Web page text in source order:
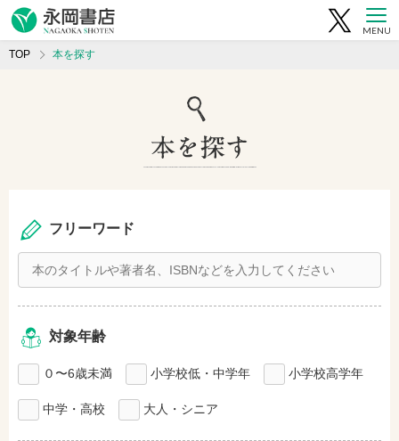
MENU
TOP 本を探す
フリーワード
対象年齢
０〜6歳未満 小学校低・中学年 小学校高学年
中学・高校 大人・シニア